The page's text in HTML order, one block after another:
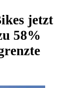
jetzt
58%